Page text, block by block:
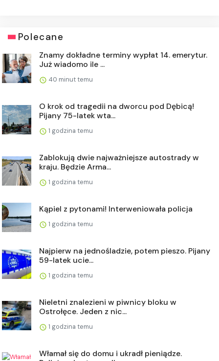
Polecane
Znamy dokładne terminy wypłat 14. emerytur.
Już wiadomo ile ...
40 minut temu
O krok od tragedii na dworcu pod Dębicą!
Pijany 75-latek wta...
1 godzina temu
Zablokują dwie najważniejsze autostrady w
kraju. Będzie Arma...
1 godzina temu
Kąpiel z pytonami! Interweniowała policja
1 godzina temu
Najpierw na jednośladzie, potem pieszo. Pijany
59-latek ucie...
1 godzina temu
Nieletni znalezieni w piwnicy bloku w
Ostrołęce. Jeden z nic...
1 godzina temu
Włamał się do domu i ukradł pieniądze.